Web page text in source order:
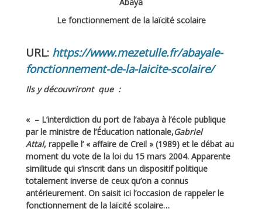
Le fonctionnement de la laïcité scolaire
URL: https://www.mezetulle.fr/abayale-
fonctionnement-de-la-laicite-scolaire/
Ils y découvriront que :
« – L’interdiction du port de l’abaya à l’école publique
par le ministre de l’Éducation nationale,Gabriel
Attal, rappelle l’ « affaire de Creil » (1989) et le débat au
moment du vote de la loi du 15 mars 2004. Apparente
similitude qui s’inscrit dans un dispositif politique
totalement inverse de ceux qu’on a connus
antérieurement. On saisit ici l’occasion de rappeler le
fonctionnement de la laïcité scolaire…